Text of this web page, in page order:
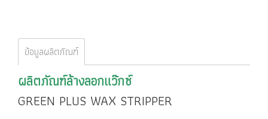
ข้อมูลผลิตภัณฑ์
ผลิตภัณฑ์ล้างลอกแว๊กซ์
GREEN PLUS WAX STRIPPER